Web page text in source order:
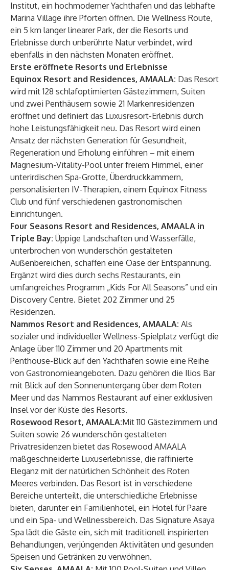
Institut, ein hochmoderner Yachthafen und das lebhafte
Marina Village ihre Pforten öffnen. Die Wellness Route,
ein 5 km langer linearer Park, der die Resorts und
Erlebnisse durch unberührte Natur verbindet, wird
ebenfalls in den nächsten Monaten eröffnet.
Erste eröffnete Resorts und Erlebnisse
Equinox Resort and Residences, AMAALA: Das Resort
wird mit 128 schlafoptimierten Gästezimmern, Suiten
und zwei Penthäusern sowie 21 Markenresidenzen
eröffnet und definiert das Luxusresort-Erlebnis durch
hohe Leistungsfähigkeit neu. Das Resort wird einen
Ansatz der nächsten Generation für Gesundheit,
Regeneration und Erholung einführen – mit einem
Magnesium-Vitality-Pool unter freiem Himmel, einer
unterirdischen Spa-Grotte, Überdruckkammern,
personalisierten IV-Therapien, einem Equinox Fitness
Club und fünf verschiedenen gastronomischen
Einrichtungen.
Four Seasons Resort and Residences, AMAALA in
Triple Bay: Üppige Landschaften und Wasserfälle,
unterbrochen von wunderschön gestalteten
Außenbereichen, schaffen eine Oase der Entspannung.
Ergänzt wird dies durch sechs Restaurants, ein
umfangreiches Programm „Kids For All Seasons” und ein
Discovery Centre. Bietet 202 Zimmer und 25
Residenzen.
Nammos Resort and Residences, AMAALA: Als
sozialer und individueller Wellness-Spielplatz verfügt die
Anlage über 110 Zimmer und 20 Apartments mit
Penthouse-Blick auf den Yachthafen sowie eine Reihe
von Gastronomieangeboten. Dazu gehören die Ilios Bar
mit Blick auf den Sonnenuntergang über dem Roten
Meer und das Nammos Restaurant auf einer exklusiven
Insel vor der Küste des Resorts.
Rosewood Resort, AMAALA:Mit 110 Gästezimmern und
Suiten sowie 26 wunderschön gestalteten
Privatresidenzen bietet das Rosewood AMAALA
maßgeschneiderte Luxuserlebnisse, die raffinierte
Eleganz mit der natürlichen Schönheit des Roten
Meeres verbinden. Das Resort ist in verschiedene
Bereiche unterteilt, die unterschiedliche Erlebnisse
bieten, darunter ein Familienhotel, ein Hotel für Paare
und ein Spa- und Wellnessbereich. Das Signature Asaya
Spa lädt die Gäste ein, sich mit traditionell inspirierten
Behandlungen, verjüngenden Aktivitäten und gesunden
Speisen und Getränken zu verwöhnen.